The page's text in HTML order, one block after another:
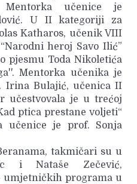
Mentorka učenice je
U II kategoriji za
Katharos, učenik VIII
heroj Savo Ilić”
pjesmu Toda Nikoletića
Mentorka učenika je
Irina Bulajić, učenica II
učestvovala je u trećoj
ptica prestane voljeti“
učenice je prof. Sonja
takmičari su u
i Nataše Zečević,
programa u